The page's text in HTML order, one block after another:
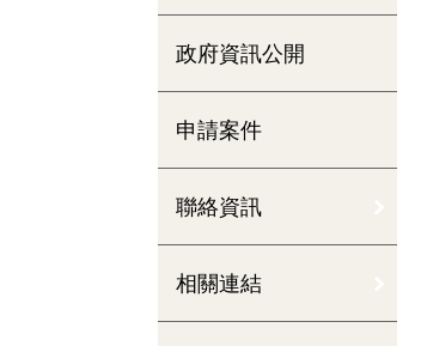
政府資訊公開
申請案件
聯絡資訊
相關連結